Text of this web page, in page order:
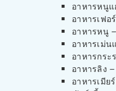
อาหารหนูแ
อาหารเฟอ
อาหารหนู
อาหารเม่น
อาหารกระ
อาหารลิง –
อาหารเมีย